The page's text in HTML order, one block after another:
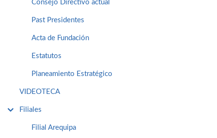
Consejo Directivo actual
Past Presidentes
Acta de Fundación
Estatutos
Planeamiento Estratégico
VIDEOTECA
Filiales
Filial Arequipa